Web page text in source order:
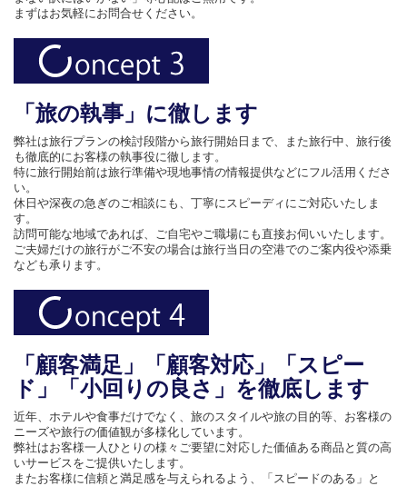
まずはお気軽にお問合せください。
「旅の執事」に徹します
弊社は旅行プランの検討段階から旅行開始日まで、また旅行中、旅行後
も徹底的にお客様の執事役に徹します。
特に旅行開始前は旅行準備や現地事情の情報提供などにフル活用くださ
い。
休日や深夜の急ぎのご相談にも、丁寧にスピーディにご対応いたしま
す。
訪問可能な地域であれば、ご自宅やご職場にも直接お伺いいたします。
ご夫婦だけの旅行がご不安の場合は旅行当日の空港でのご案内役や添乗
なども承ります。
「顧客満足」「顧客対応」「スピー
ド」「小回りの良さ」を徹底します
近年、ホテルや食事だけでなく、旅のスタイルや旅の目的等、お客様の
ニーズや旅行の価値観が多様化しています。
弊社はお客様一人ひとりの様々ご要望に対応した価値ある商品と質の高
いサービスをご提供いたします。
またお客様に信頼と満足感を与えられるよう、「スピードのある」と